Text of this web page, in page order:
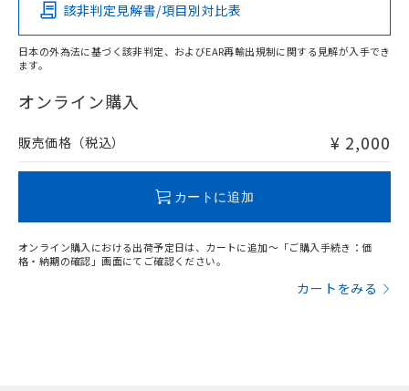
O
在庫等で未対応品が混在する可能性があります。
問い合わせください。
該非判定見解書/項目別対比表
日本の外為法に基づく該非判定、およびEAR再輸出規制に関する見解が入手でき
ます。
オンライン購入
販売価格（税込） ¥ 2,000
カートに追加
オンライン購入における出荷予定日は、カートに追加～「ご購入手続き：価
格・納期の確認」画面にてご確認ください。
カートをみる